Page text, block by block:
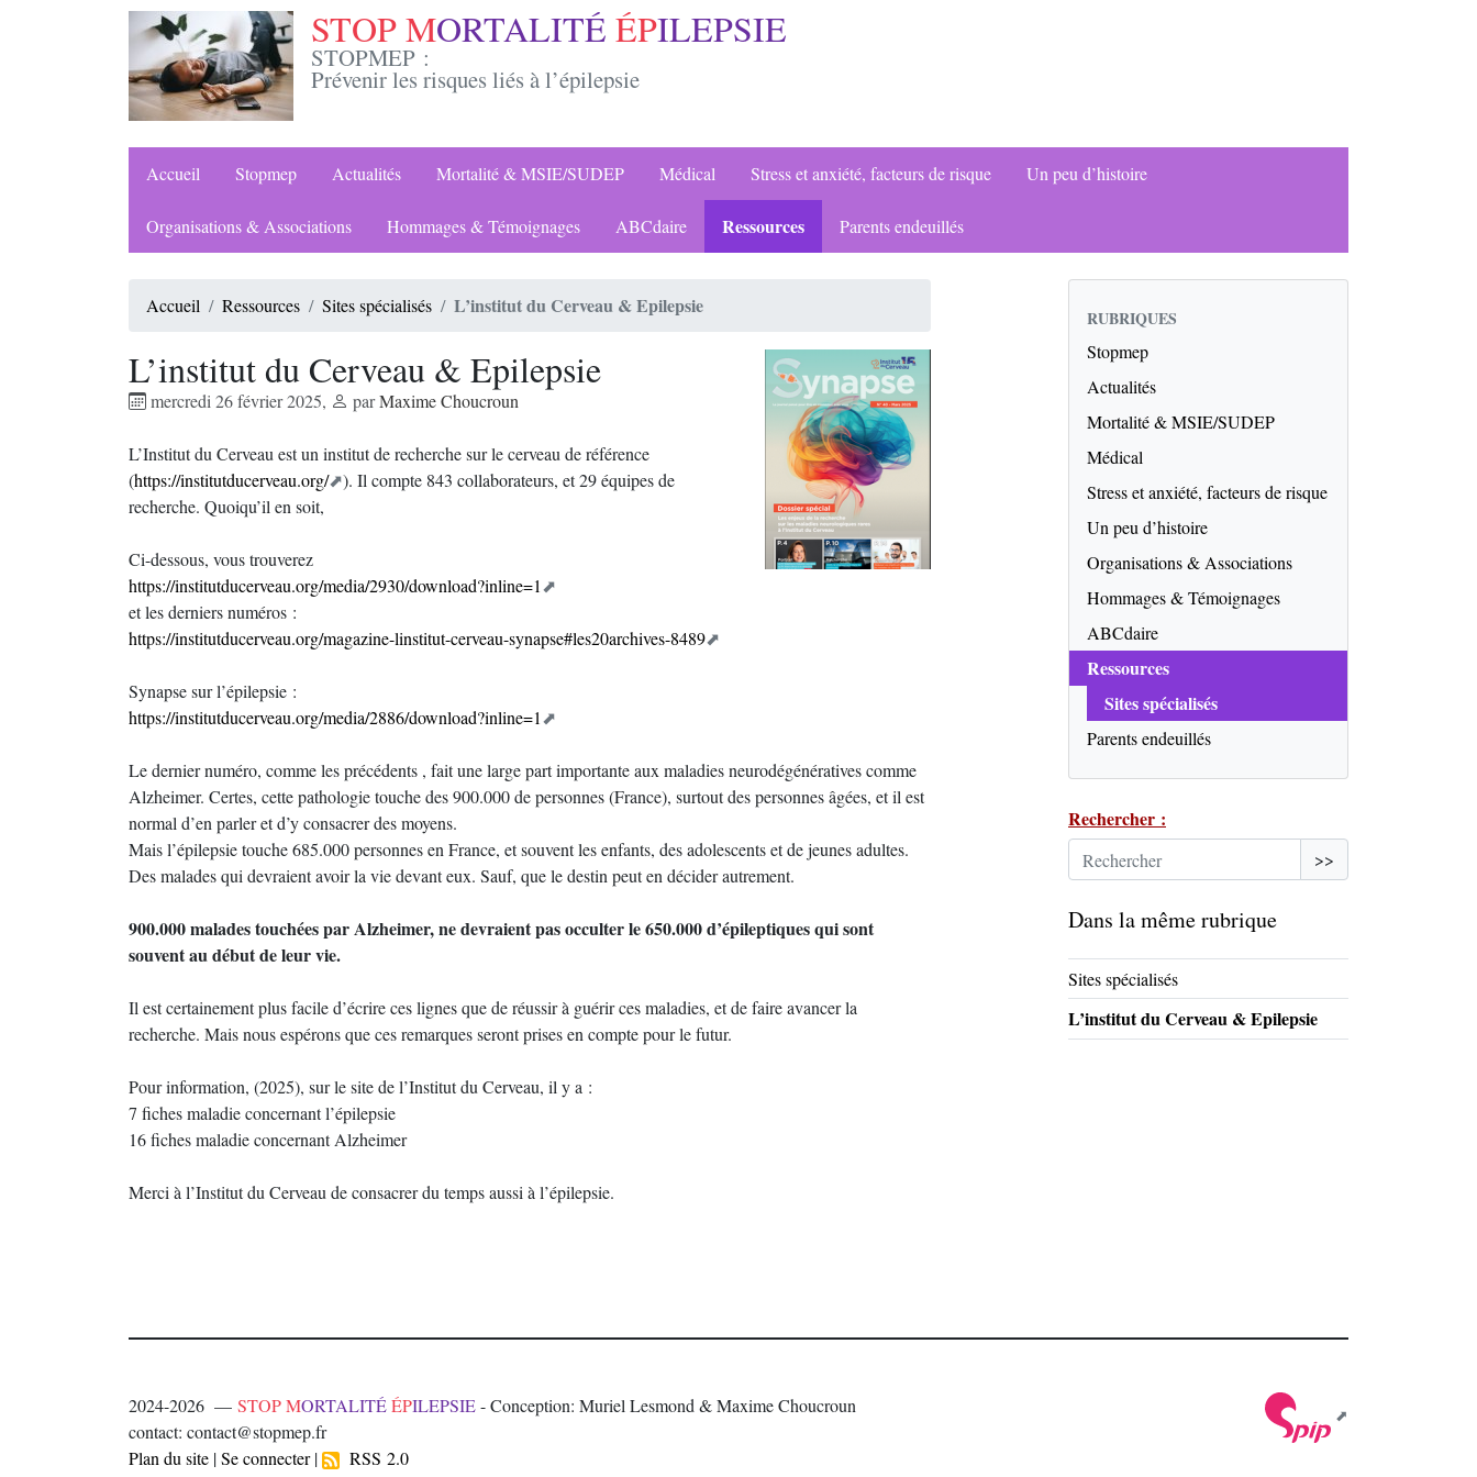
STOP MORTALITÉ ÉPILEPSIE
STOPMEP :
Prévenir les risques liés à l’épilepsie
Accueil Stopmep Actualités Mortalité & MSIE/SUDEP Médical Stress et anxiété, facteurs de risque Un peu d’histoire
Organisations & Associations Hommages & Témoignages ABCdaire Ressources Parents endeuillés
Accueil Ressources Sites spécialisés L’institut du Cerveau & Epilepsie
L’institut du Cerveau & Epilepsie
mercredi 26 février 2025, parMaxime Choucroun
L’Institut du Cerveau est un institut de recherche sur le cerveau de référence
(https://institutducerveau.org/
). Il compte 843 collaborateurs, et 29 équipes de
recherche. Quoiqu’il en soit,
Ci-dessous, vous trouverez
https://institutducerveau.org/media/2930/download?inline=1
et les derniers numéros :
https://institutducerveau.org/magazine-linstitut-cerveau-synapse#les20archives-8489
Synapse sur l’épilepsie :
https://institutducerveau.org/media/2886/download?inline=1
Le dernier numéro, comme les précédents , fait une large part importante aux maladies neurodégénératives comme
Alzheimer. Certes, cette pathologie touche des 900.000 de personnes (France), surtout des personnes âgées, et il est
normal d’en parler et d’y consacrer des moyens.
Mais l’épilepsie touche 685.000 personnes en France, et souvent les enfants, des adolescents et de jeunes adultes.
Des malades qui devraient avoir la vie devant eux. Sauf, que le destin peut en décider autrement.
900.000 malades touchées par Alzheimer, ne devraient pas occulter le 650.000 d’épileptiques qui sont
souvent au début de leur vie.
Il est certainement plus facile d’écrire ces lignes que de réussir à guérir ces maladies, et de faire avancer la
recherche. Mais nous espérons que ces remarques seront prises en compte pour le futur.
Pour information, (2025), sur le site de l’Institut du Cerveau, il y a :
7 fiches maladie concernant l’épilepsie
16 fiches maladie concernant Alzheimer
Merci à l’Institut du Cerveau de consacrer du temps aussi à l’épilepsie.
RUBRIQUES
Stopmep
Actualités
Mortalité & MSIE/SUDEP
Médical
Stress et anxiété, facteurs de risque
Un peu d’histoire
Organisations & Associations
Hommages & Témoignages
ABCdaire
Ressources
Sites spécialisés
Parents endeuillés
Rechercher :
>>
Dans la même rubrique
Sites spécialisés
L’institut du Cerveau & Epilepsie
2024-2026 — STOP MORTALITÉÉPILEPSIE- Conception: Muriel Lesmond & Maxime Choucroun
contact: contact@stopmep.fr
Plan du site |Se connecter| RSS 2.0